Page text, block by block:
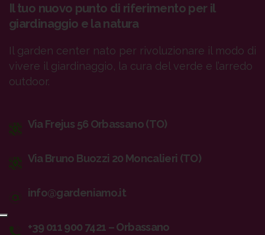
Il tuo nuovo punto di riferimento per il
giardinaggio e la natura
Il garden center nato per rivoluzionare il modo di
vivere il giardinaggio, la cura del verde e l’arredo
outdoor.
Via Frejus 56 Orbassano (TO)
Via Bruno Buozzi 20 Moncalieri (TO)
info@gardeniamo.it
+39 011 900 7421 – Orbassano